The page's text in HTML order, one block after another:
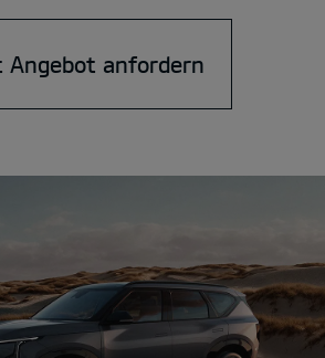
Angebot anfordern